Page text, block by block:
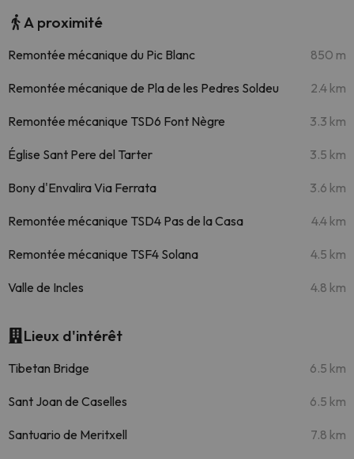
A proximité
Remontée mécanique du Pic Blanc 850 m
Remontée mécanique de Pla de les Pedres Soldeu 2.4 km
Remontée mécanique TSD6 Font Nègre 3.3 km
Église Sant Pere del Tarter 3.5 km
Bony d'Envalira Via Ferrata 3.6 km
Remontée mécanique TSD4 Pas de la Casa 4.4 km
Remontée mécanique TSF4 Solana 4.5 km
Valle de Incles 4.8 km
Lieux d'intérêt
Tibetan Bridge 6.5 km
Sant Joan de Caselles 6.5 km
Santuario de Meritxell 7.8 km